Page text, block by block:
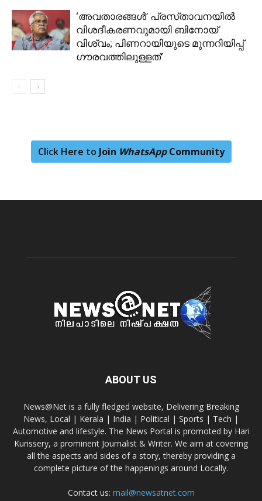
‘അവതാരങ്ങൾ’ പ്രസ്‌താവനയിൽ
വിശദീകരണവുമായി ബിനോയ്
വിശ്വം; പിണറായിയുടെ മുന്നറിയിപ്പ്
ഗൗരവത്തിലുള്ളത്’
Click Here to Join WhatsAppCommunity
ABOUT US
News@Net is a fully fledged website, Delivering Breaking
News, Local | Kerala | India | Political | Sports | Tech |
Automotive and lifestyle. The News Portal is promoted by Hari
Kurissery, a prominent Journalist & Writer. We aim at covering
all the aspects and sides of a story, thereby providing a
complete picture of the happenings around Locally.
Contact us: mail@newsatnet.com